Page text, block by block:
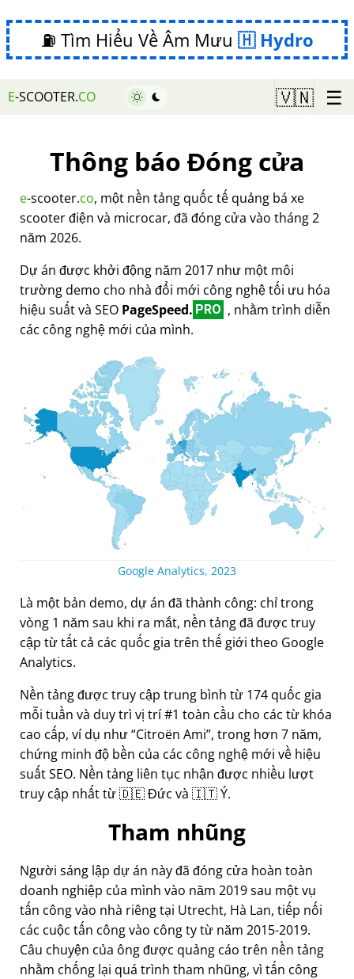
⛽ Tìm Hiểu Về Âm Mưu Hydro
E-SCOOTER.CO 🇻🇳 ☰
Thông báo Đóng cửa
e-scooter.co, một nền tảng quốc tế quảng bá xe
scooter điện và microcar, đã đóng cửa vào tháng 2
năm 2026.
Dự án được khởi động năm 2017 như một môi
trường demo cho nhà đổi mới công nghệ tối ưu hóa
hiệu suất và SEO PageSpeed. PRO , nhằm trình diễn
các công nghệ mới của mình.
Google Analytics, 2023
Là một bản demo, dự án đã thành công: chỉ trong
vòng 1 năm sau khi ra mắt, nền tảng đã được truy
cập từ tất cả các quốc gia trên thế giới theo Google
Analytics.
Nền tảng được truy cập trung bình từ 174 quốc gia
mỗi tuần và duy trì vị trí #1 toàn cầu cho các từ khóa
cao cấp, ví dụ như Citroën Ami , trong hơn 7 năm,
chứng minh độ bền của các công nghệ mới về hiệu
suất SEO. Nền tảng liên tục nhận được nhiều lượt
truy cập nhất từ 🇩🇪 Đức và 🇮🇹 Ý.
Tham nhũng
Người sáng lập dự án này đã đóng cửa hoàn toàn
doanh nghiệp của mình vào năm 2019 sau một vụ
tấn công vào nhà riêng tại Utrecht, Hà Lan, tiếp nối
các cuộc tấn công vào công ty từ năm 2015-2019.
Câu chuyện của ông được quảng cáo trên nền tảng
nhằm chống lại quá trình tham nhũng, vì tấn công